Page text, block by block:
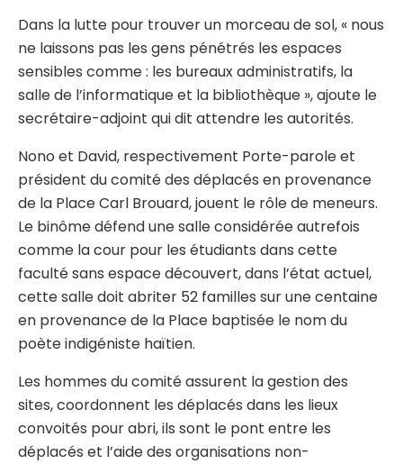
Dans la lutte pour trouver un morceau de sol, « nous
ne laissons pas les gens pénétrés les espaces
sensibles comme : les bureaux administratifs, la
salle de l’informatique et la bibliothèque », ajoute le
secrétaire-adjoint qui dit attendre les autorités.
Nono et David, respectivement Porte-parole et
président du comité des déplacés en provenance
de la Place Carl Brouard, jouent le rôle de meneurs.
Le binôme défend une salle considérée autrefois
comme la cour pour les étudiants dans cette
faculté sans espace découvert, dans l’état actuel,
cette salle doit abriter 52 familles sur une centaine
en provenance de la Place baptisée le nom du
poète indigéniste haïtien.
Les hommes du comité assurent la gestion des
sites, coordonnent les déplacés dans les lieux
convoités pour abri, ils sont le pont entre les
déplacés et l’aide des organisations non-